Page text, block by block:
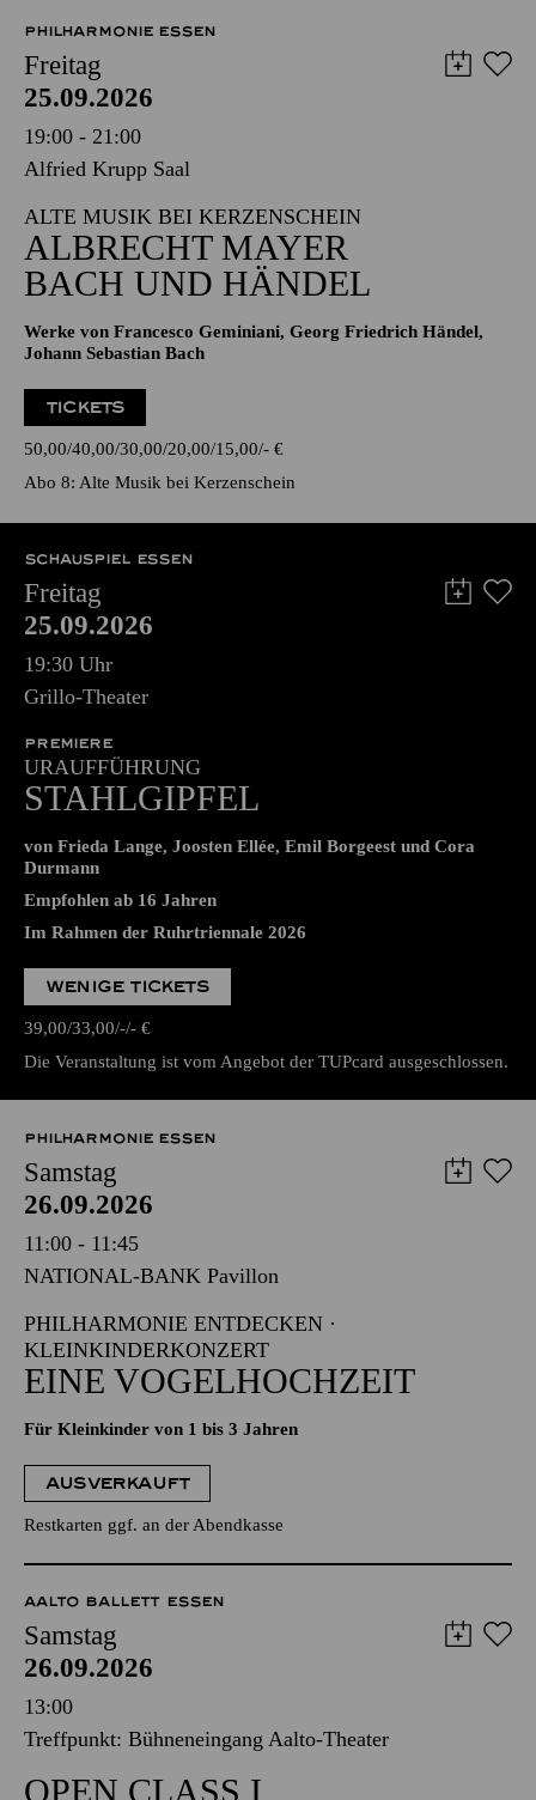
PHILHARMONIE ESSEN
Freitag
25.09.2026
19:00 - 21:00
Alfried Krupp Saal
ALTE MUSIK BEI KERZENSCHEIN
ALBRECHT MAYER
BACH UND HÄNDEL
Werke von Francesco Geminiani, Georg Friedrich Händel,
Johann Sebastian Bach
TICKETS
50,00 40,00 30,00 20,00 15,00 - €
Abo 8: Alte Musik bei Kerzenschein
SCHAUSPIEL ESSEN
Freitag
25.09.2026
19:30 Uhr
Grillo-Theater
PREMIERE
URAUFFÜHRUNG
STAHLGIPFEL
von Frieda Lange, Joosten Ellée, Emil Borgeest und Cora
Durmann
Empfohlen ab 16 Jahren
Im Rahmen der Ruhrtriennale 2026
WENIGE TICKETS
39,00 33,00 - - €
Die Veranstaltung ist vom Angebot der TUPcard ausgeschlossen.
PHILHARMONIE ESSEN
Samstag
26.09.2026
11:00 - 11:45
NATIONAL-BANK Pavillon
PHILHARMONIE ENTDECKEN ·
KLEINKINDERKONZERT
EINE VOGELHOCHZEIT
Für Kleinkinder von 1 bis 3 Jahren
AUSVERKAUFT
Restkarten ggf. an der Abendkasse
AALTO BALLETT ESSEN
Samstag
26.09.2026
13:00
Treffpunkt: Bühneneingang Aalto-Theater
OPEN CLASS I